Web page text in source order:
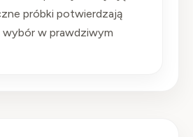
próbki potwierdzają
w prawdziwym